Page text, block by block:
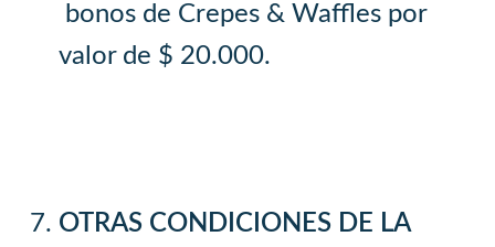
bonos de Crepes & Waffles por
valor de $ 20.000.
OTRAS CONDICIONES DE LA